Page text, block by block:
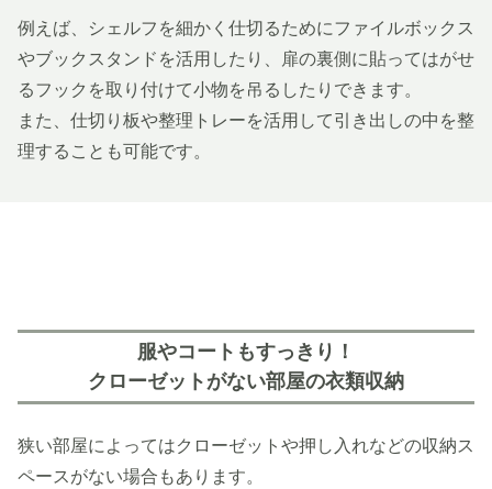
例えば、シェルフを細かく仕切るためにファイルボックス
やブックスタンドを活用したり、扉の裏側に貼ってはがせ
るフックを取り付けて小物を吊るしたりできます。
また、仕切り板や整理トレーを活用して引き出しの中を整
理することも可能です。
服やコートもすっきり！
クローゼットがない部屋の衣類収納
狭い部屋によってはクローゼットや押し入れなどの収納ス
ペースがない場合もあります。